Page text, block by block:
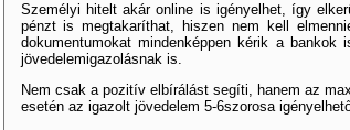
Személyi hitelt akár online is igényelhet, így
pénzt is megtakaríthat, hiszen nem kell
dokumentumokat mindenképpen kérik a
jövedelemigazolásnak is.
Nem csak a pozitív elbírálást segíti, hanem az
esetén az igazolt jövedelem 5-6szorosa